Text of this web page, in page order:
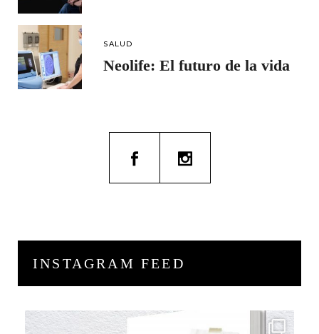
SALUD
Neolife: El futuro de la vida
INSTAGRAM FEED